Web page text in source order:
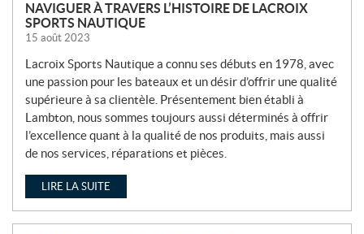
NAVIGUER À TRAVERS L’HISTOIRE DE LACROIX
SPORTS NAUTIQUE
15 août 2023
Lacroix Sports Nautique a connu ses débuts en 1978, avec
une passion pour les bateaux et un désir d’offrir une qualité
supérieure à sa clientèle. Présentement bien établi à
Lambton, nous sommes toujours aussi déterminés à offrir
l’excellence quant à la qualité de nos produits, mais aussi
de nos services, réparations et pièces.
LIRE LA SUITE